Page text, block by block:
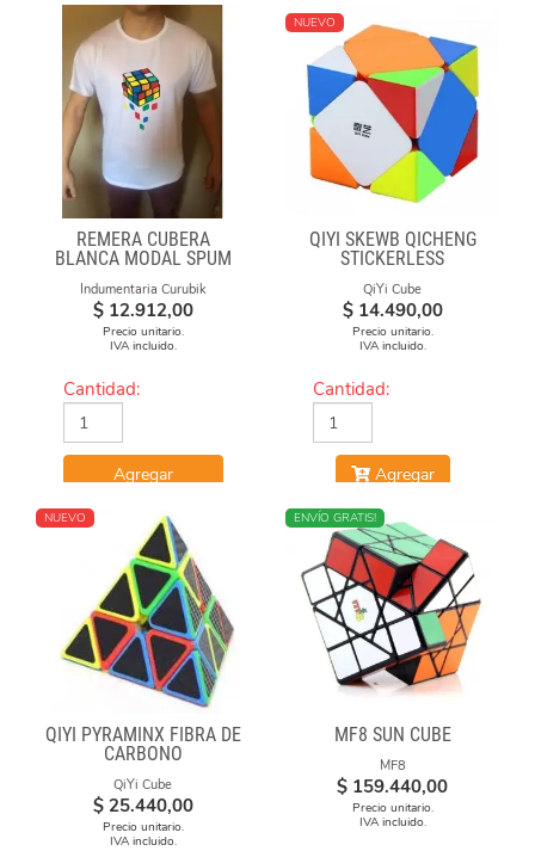
REMERA CUBERA
BLANCA MODAL SPUM
Indumentaria Curubik
$ 12.912,00
Precio unitario.
IVA incluido.
Cantidad:
Agregar
NUEVO
QIYI SKEWB QICHENG
STICKERLESS
QiYi Cube
$ 14.490,00
Precio unitario.
IVA incluido.
Cantidad:
Agregar
NUEVO
QIYI PYRAMINX FIBRA DE
CARBONO
QiYi Cube
$ 25.440,00
Precio unitario.
IVA incluido.
NUEVO
ENVÍO GRATIS!
MF8 SUN CUBE
MF8
$ 159.440,00
Precio unitario.
IVA incluido.